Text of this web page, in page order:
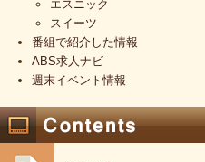
エスニック
スイーツ
番組で紹介した情報
ABS求人ナビ
週末イベント情報